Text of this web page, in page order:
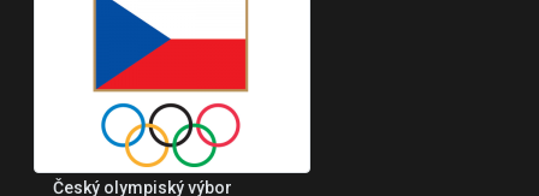
Český olympiský výbor